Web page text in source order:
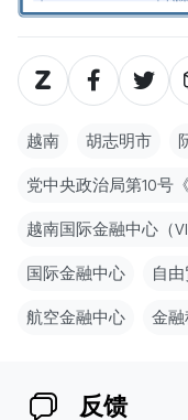
越南 胡志明市
党中央政治局第10号
越南国际金融中心（
国际金融中心 自
航空金融中心 金融
反馈